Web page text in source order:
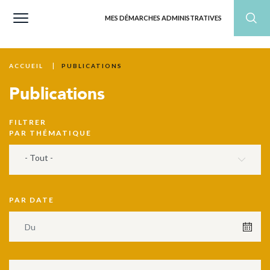
MES DÉMARCHES ADMINISTRATIVES
ACCUEIL PUBLICATIONS
Publications
FILTRER
PAR THÉMATIQUE
- Tout -
PAR DATE